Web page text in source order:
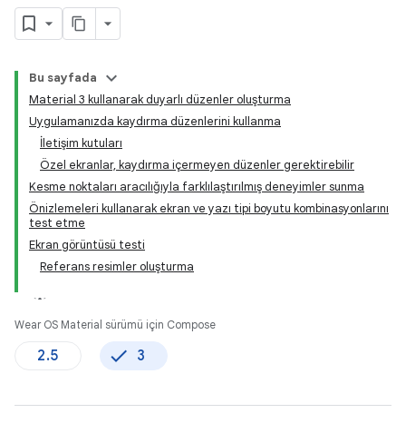
Bu sayfada
Material 3 kullanarak duyarlı düzenler oluşturma
Uygulamanızda kaydırma düzenlerini kullanma
İletişim kutuları
Özel ekranlar, kaydırma içermeyen düzenler gerektirebilir
Kesme noktaları aracılığıyla farklılaştırılmış deneyimler sunma
Önizlemeleri kullanarak ekran ve yazı tipi boyutu kombinasyonlarını
test etme
Ekran görüntüsü testi
Referans resimler oluşturma
Wear OS Material sürümü için Compose
2.5 3